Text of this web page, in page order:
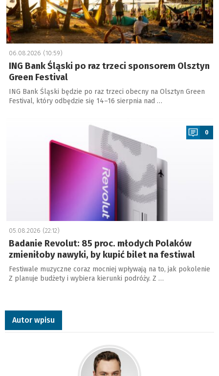
06.08.2026 (10:59)
ING Bank Śląski po raz trzeci sponsorem Olsztyn
Green Festival
ING Bank Śląski będzie po raz trzeci obecny na Olsztyn Green
Festival, który odbędzie się 14–16 sierpnia nad …
0
05.08.2026 (22:12)
Badanie Revolut: 85 proc. młodych Polaków
zmieniłoby nawyki, by kupić bilet na festiwal
Festiwale muzyczne coraz mocniej wpływają na to, jak pokolenie
Z planuje budżety i wybiera kierunki podróży. Z …
Autor wpisu